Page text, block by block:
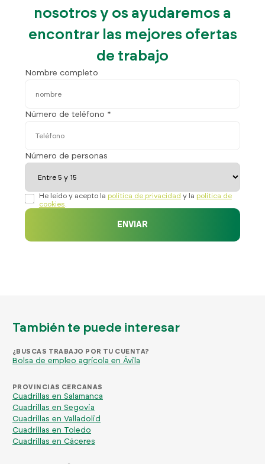
nosotros y os ayudaremos a
encontrar las mejores ofertas
de trabajo
Nombre completo
Número de teléfono *
Número de personas
He leído y acepto la política de privacidad y la política de
cookies
ENVIAR
También te puede interesar
¿BUSCAS TRABAJO POR TU CUENTA?
Bolsa de empleo agrícola en Ávila
PROVINCIAS CERCANAS
Cuadrillas en Salamanca
Cuadrillas en Segovia
Cuadrillas en Valladolid
Cuadrillas en Toledo
Cuadrillas en Cáceres